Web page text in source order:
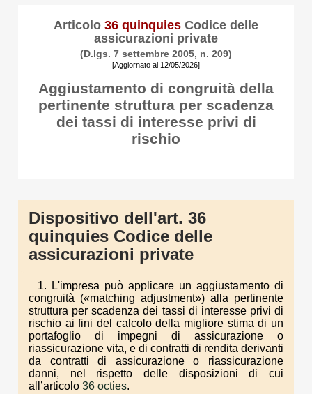
Articolo 36 quinquies Codice delle
assicurazioni private
(D.lgs. 7 settembre 2005, n. 209)
[Aggiornato al 12/05/2026]
Aggiustamento di congruità della
pertinente struttura per scadenza
dei tassi di interesse privi di
rischio
Dispositivo dell'art. 36
quinquies Codice delle
assicurazioni private
1. L'impresa può applicare un aggiustamento di
congruità («matching adjustment») alla pertinente
struttura per scadenza dei tassi di interesse privi di
rischio ai fini del calcolo della migliore stima di un
portafoglio di impegni di assicurazione o
riassicurazione vita, e di contratti di rendita derivanti
da contratti di assicurazione o riassicurazione
danni, nel rispetto delle disposizioni di cui
all’articolo 36 octies.